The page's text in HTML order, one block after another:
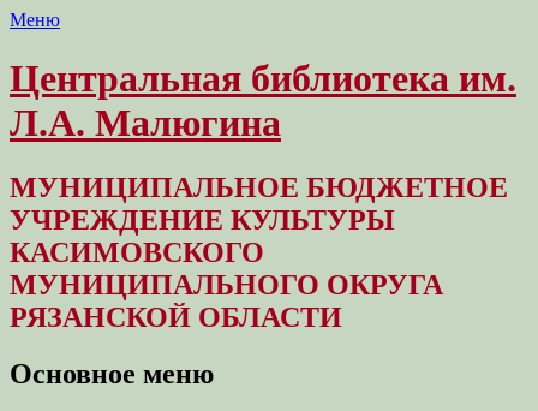
Меню
Центральная библиотека им.
Л.А. Малюгина
МУНИЦИПАЛЬНОЕ БЮДЖЕТНОЕ
УЧРЕЖДЕНИЕ КУЛЬТУРЫ
КАСИМОВСКОГО
МУНИЦИПАЛЬНОГО ОКРУГА
РЯЗАНСКОЙ ОБЛАСТИ
Основное меню